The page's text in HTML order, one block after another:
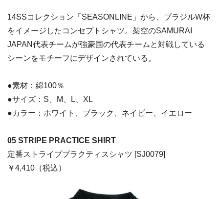
14SSコレクション「SEASONLINE」から、ブラジルW杯
をイメージしたコンセプトシャツ。架空のSAMURAI
JAPAN代表チームが強豪国の代表チームと対戦している
シーンをモチーフにデザインされている。
●素材：綿100％
●サイズ：S、M、L、XL
●カラー：ホワイト、ブラック、ネイビー、イエロー
05 STRIPE PRACTICE SHIRT
定番ストライププラクティスシャツ [SJ0079]
￥4,410（税込）